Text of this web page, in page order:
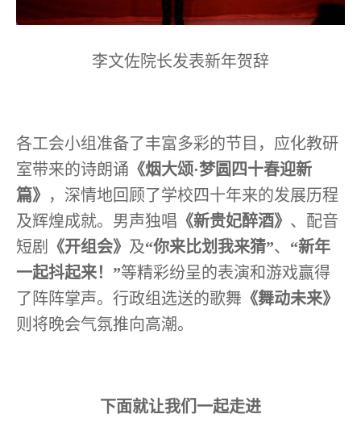
李文佐院长发表新年贺辞
各工会小组准备了丰富多彩的节目，应化教研
室带来的诗朗诵 《烟大颂·梦圆四十春迎新
篇》 ，深情地回顾了学校四十年来的发展历程
及辉煌成就。男声独唱 《新贵妃醉酒》 、配音
短剧
《开组会》 及“你来比划我来猜”、 “新年
一起抖起来！”等精彩纷呈的表演和游戏赢得
了阵阵掌声。行政组选送的歌舞 《舞动未来》
则将晚会气氛推向高潮。
下面就让我们一起走进